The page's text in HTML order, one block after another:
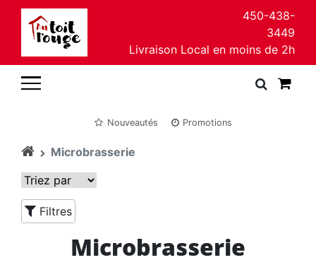
450-438-
3449
Livraison Local en moins de 2h
Nouveautés Promotions
Microbrasserie
Filtres
Microbrasserie